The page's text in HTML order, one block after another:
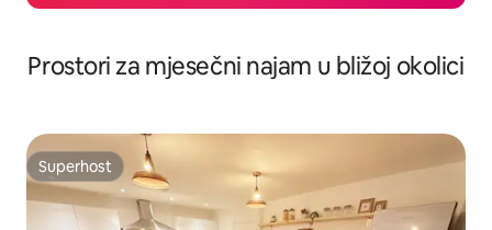
Prostori za mjesečni najam u bližoj okolici
Superhost
Superhost